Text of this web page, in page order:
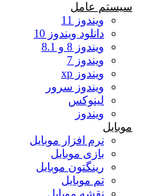
سیستم عامل
ویندوز 11
دانلود ویندوز 10
ویندوز 8 و 8.1
ویندوز 7
ویندوز xp
ویندوز سرور
لینوکس
ویندوز
نرم افزار موبایل
بازی موبایل
رینگتون موبایل
تم موبایل
نقشه موبایل